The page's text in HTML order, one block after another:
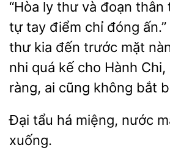
“Hòa ly thư và đoạn thân
tự tay điểm chỉ đóng ấn.”
thư kia đến trước mặt
nhi quá kế cho Hành
ai cũng không bắt
Đại tẩu há miệng, nước